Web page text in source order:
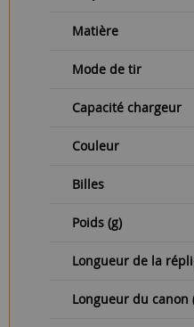
Matière
Mode de tir
Capacité chargeur
Couleur
Billes
Poids (g)
Longueur de la
Longueur du canon